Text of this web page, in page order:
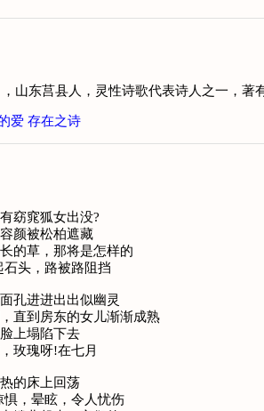
山东莒县人，灵性诗歌代表诗人之一，著
爱 存在之诗
窈窕狐女出没?
颜被松柏遮藏
的草，那将是怎样的
石头，路被路阻挡
孔进进出出似幽灵
直到房东的女儿渐渐成熟
上塌陷下去
玫瑰呀!在七月
的床上回荡
惧，晕眩，令人忧伤